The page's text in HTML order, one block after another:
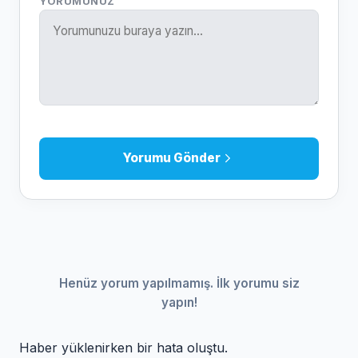
Yorumu Gönder
Henüz yorum yapılmamış. İlk yorumu siz
yapın!
Haber yüklenirken bir hata oluştu.